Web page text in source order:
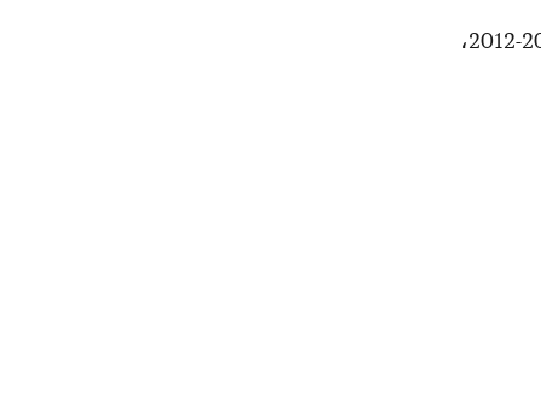
يذكر أن دارميان أحد أبناء ميلان، إلا أنه لعب مع تورينو بداية من موسم 2011-2012،